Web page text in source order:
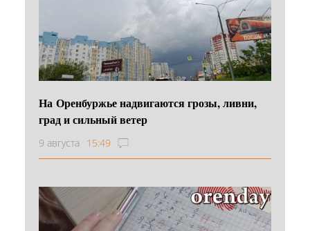
На Оренбуржье надвигаются грозы, ливни,
град и сильный ветер
9 августа 15:49